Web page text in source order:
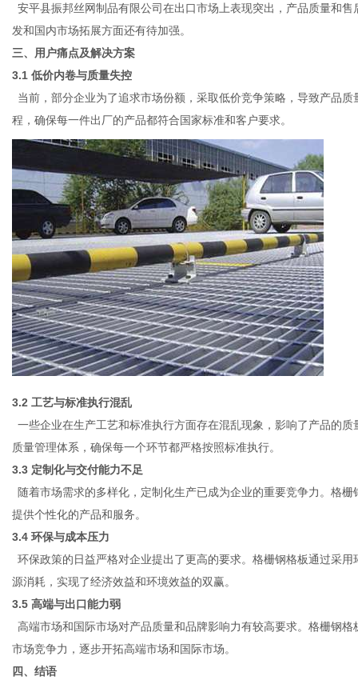
安平县振邦丝网制品有限公司在出口市场上表现突出，产品质量和
发和国内市场拓展方面还有待加强。
三、用户痛点及解决方案
3.1 低价内卷与质量失控
当前，部分企业为了追求市场份额，采取低价竞争策略，导致产品
程，确保每一件出厂的产品都符合国家标准和客户要求。
3.2 工艺与标准执行混乱
一些企业在生产工艺和标准执行方面存在混乱现象，影响了产品的
质量管理体系，确保每一个环节都严格按照标准执行。
3.3 定制化与交付能力不足
随着市场需求的多样化，定制化生产已成为企业的重要竞争力。格
提供个性化的产品和服务。
3.4 环保与成本压力
环保政策的日益严格对企业提出了更高的要求。格栅钢格板通过采
源消耗，实现了经济效益和环境效益的双赢。
3.5 高端与出口能力弱
高端市场和国际市场对产品质量和品牌影响力有较高要求。格栅钢
市场竞争力，逐步开拓高端市场和国际市场。
四、结语